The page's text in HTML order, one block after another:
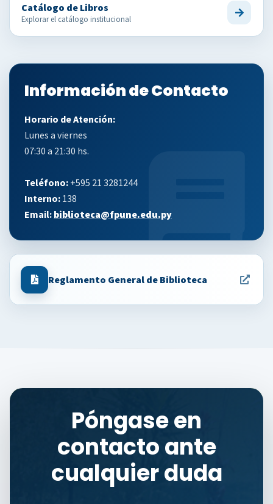
Catálogo de Libros
Explorar el catálogo institucional
Información de Contacto
Horario de Atención:
Lunes a viernes
07:30 a 21:30 hs.
Teléfono: +595 21 3281244
Interno: 138
Email: biblioteca@fpune.edu.py
Reglamento General de Biblioteca
Póngase en
contacto ante
cualquier duda